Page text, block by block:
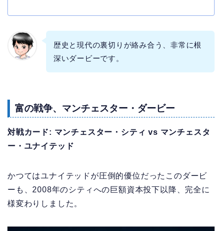
歴史と現代の裏切りが絡み合う、非常に根
深いダービーです。
富の戦争、マンチェスター・ダービー
対戦カード: マンチェスター・シティ vs マンチェスタ
ー・ユナイテッド
かつてはユナイテッドが圧倒的優位だったこのダービ
ーも、2008年のシティへの巨額資本投下以降、完全に
様変わりしました。